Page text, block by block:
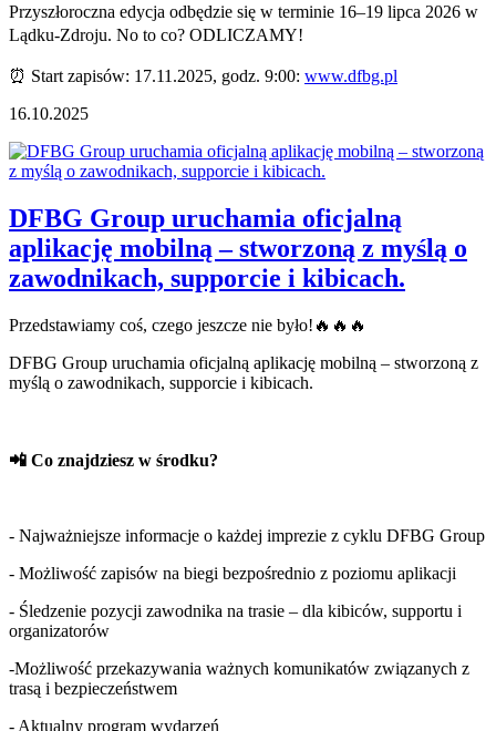
Przyszłoroczna edycja odbędzie się w terminie 16–19 lipca 2026 w
Lądku-Zdroju. No to co? ODLICZAMY!
⏰ Start zapisów: 17.11.2025, godz. 9:00: www.dfbg.pl
16.10.2025
DFBG Group uruchamia oficjalną
aplikację mobilną – stworzoną z myślą o
zawodnikach, supporcie i kibicach.
Przedstawiamy coś, czego jeszcze nie było!🔥🔥🔥
DFBG Group uruchamia oficjalną aplikację mobilną – stworzoną z
myślą o zawodnikach, supporcie i kibicach.
📲 Co znajdziesz w środku?
- Najważniejsze informacje o każdej imprezie z cyklu DFBG Group
- Możliwość zapisów na biegi bezpośrednio z poziomu aplikacji
- Śledzenie pozycji zawodnika na trasie – dla kibiców, supportu i
organizatorów
-Możliwość przekazywania ważnych komunikatów związanych z
trasą i bezpieczeństwem
- Aktualny program wydarzeń